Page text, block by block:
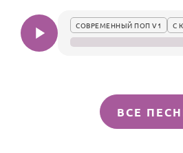
СОВРЕМЕННЫЙ ПОП V1 С
ВСЕ